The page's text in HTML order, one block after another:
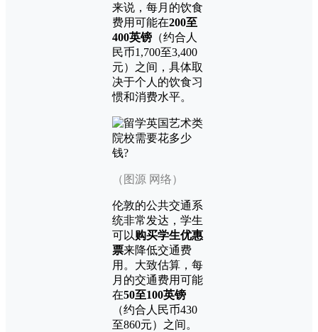
来说，每月的饮食
费用可能在200至
400英镑 （约合人
民币1,700至3,400
元）之间，具体取
决于个人的饮食习
惯和消费水平。
（图源 网络）
伦敦的公共交通系
统非常发达，学生
可以购买学生优惠
票来降低交通费
用。大致估算，每
月的交通费用可能
在50至100英镑
（约合人民币430
至860元）之间。